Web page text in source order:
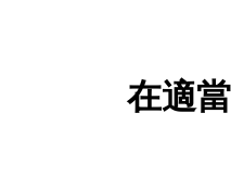
在適